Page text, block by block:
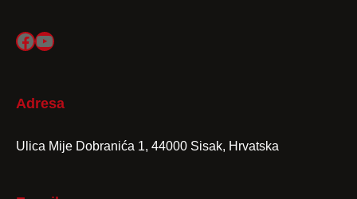
Facebook
YouTube
Adresa
Ulica Mije Dobranića 1, 44000 Sisak, Hrvatska